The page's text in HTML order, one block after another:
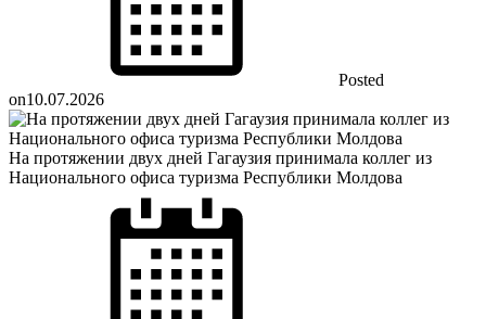
Posted
on10.07.2026
На протяжении двух дней Гагаузия принимала коллег из
Национального офиса туризма Республики Молдова